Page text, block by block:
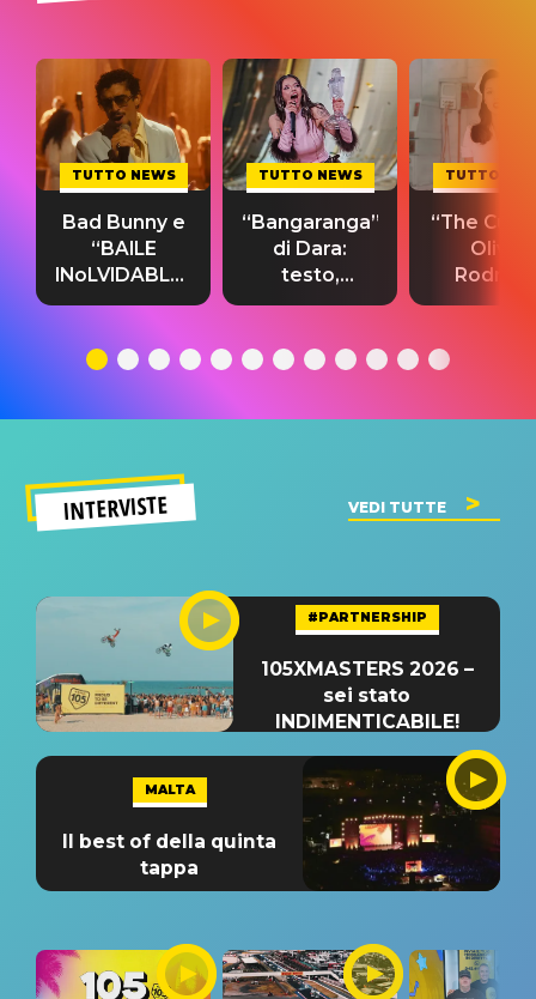
TUTTO NEWS
Bad Bunny e
“BAILE
INoLVIDABLE”:
testo,
significato
TUTTO NEWS
“Bangaranga”
di Dara:
testo,
traduzione e
del singolo
TUTTO
“The
Olivia
testo,
INTERVISTE VEDI TUTTE
#PARTNERSHIP
105XMASTERS 2026 –
sei stato
INDIMENTICABILE!
MALTA
Il best of della quinta
tappa